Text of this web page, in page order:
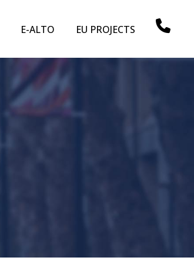
E-ALTO EU PROJECTS